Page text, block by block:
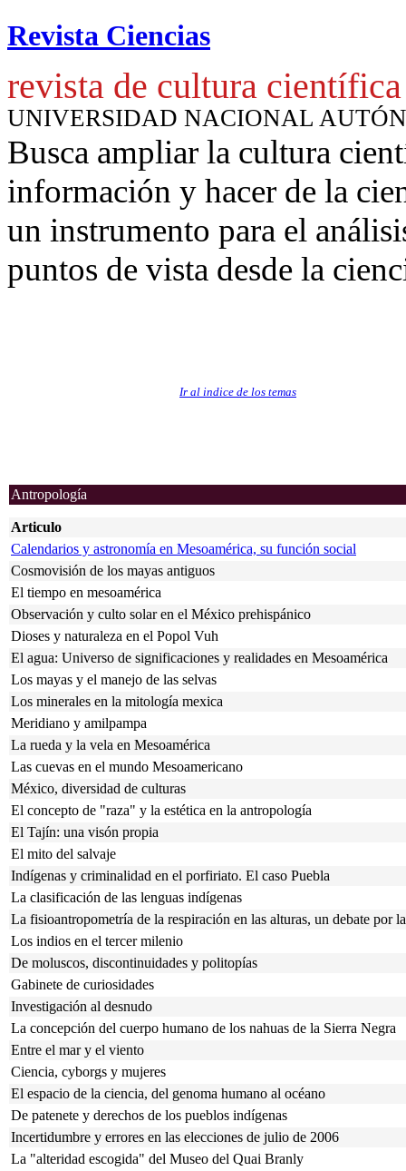
Revista Ciencias
revista de cultura científica
UNIVERSIDAD NACIONAL
Busca ampliar la cultura
información y hacer de la
un instrumento para el
puntos de vista desde la
Ir al indice de los temas
Antropología
Articulo
Calendarios y astronomía en Mesoamérica, su función social
Cosmovisión de los mayas antiguos
El tiempo en mesoamérica
Observación y culto solar en el México prehispánico
Dioses y naturaleza en el Popol Vuh
El agua: Universo de significaciones y realidades en Mesoamérica
Los mayas y el manejo de las selvas
Los minerales en la mitología mexica
Meridiano y amilpampa
La rueda y la vela en Mesoamérica
Las cuevas en el mundo Mesoamericano
México, diversidad de culturas
El concepto de "raza" y la estética en la antropología
El Tajín: una visón propia
El mito del salvaje
Indígenas y criminalidad en el porfiriato. El caso Puebla
La clasificación de las lenguas indígenas
La fisioantropometría de la respiración en las alturas, un debate por
Los indios en el tercer milenio
De moluscos, discontinuidades y politopías
Gabinete de curiosidades
Investigación al desnudo
La concepción del cuerpo humano de los nahuas de la Sierra Negra
Entre el mar y el viento
Ciencia, cyborgs y mujeres
El espacio de la ciencia, del genoma humano al océano
De patenete y derechos de los pueblos indígenas
Incertidumbre y errores en las elecciones de julio de 2006
La "alteridad escogida" del Museo del Quai Branly